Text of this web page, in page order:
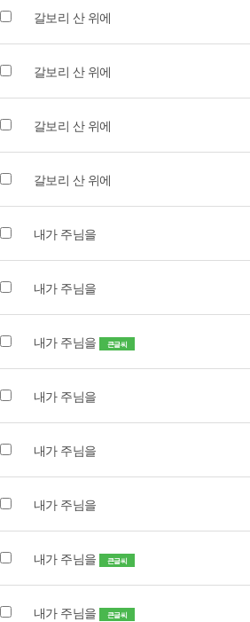
갈보리 산 위에
갈보리 산 위에
갈보리 산 위에
갈보리 산 위에
내가 주님을
내가 주님을
내가 주님을 큰글씨
내가 주님을
내가 주님을
내가 주님을
내가 주님을 큰글씨
내가 주님을 큰글씨